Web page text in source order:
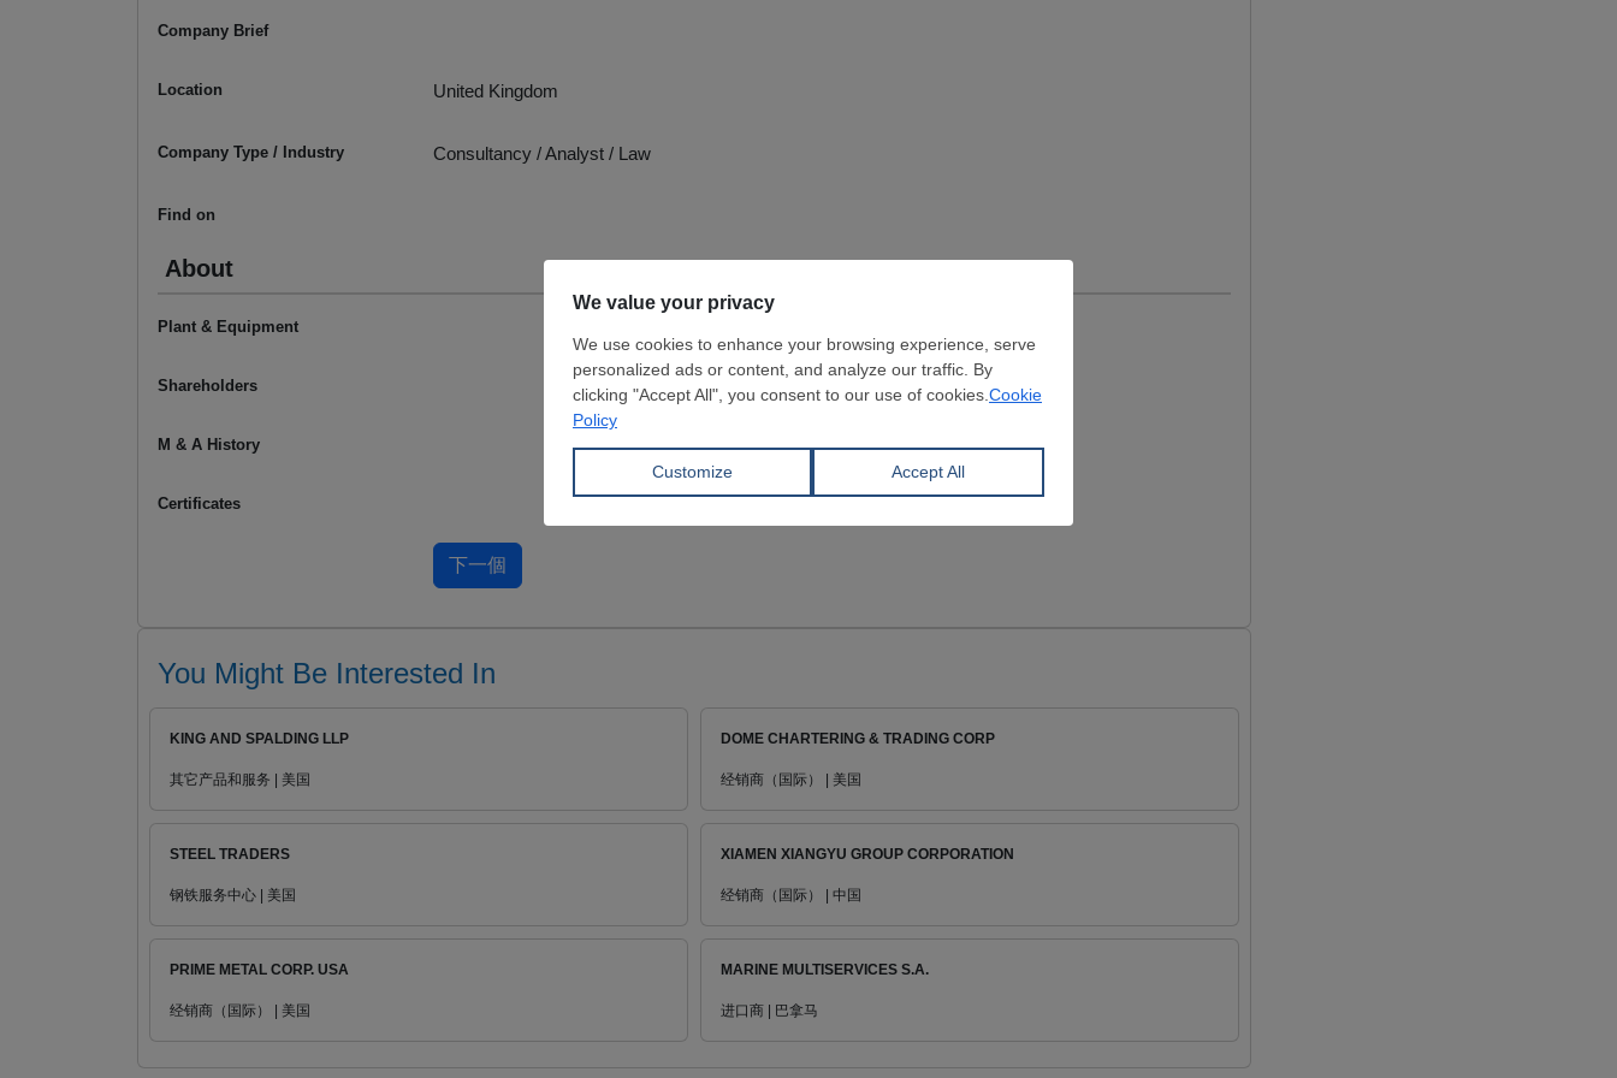
Company Brief
Location United Kingdom
Company Type / Industry Consultancy / Analyst / Law
Find on
About
Plant & Equipment
Shareholders
M & A History
Certificates
You Might Be Interested In
KING AND SPALDING LLP
其它产品和服务 | 美国
DOME CHARTERING & TRADING CORP
经销商（国际） | 美国
STEEL TRADERS
钢铁服务中心 | 美国
XIAMEN XIANGYU GROUP CORPORATION
经销商（国际） | 中国
PRIME METAL CORP. USA
经销商（国际） | 美国
MARINE MULTISERVICES S.A.
进口商 | 巴拿马